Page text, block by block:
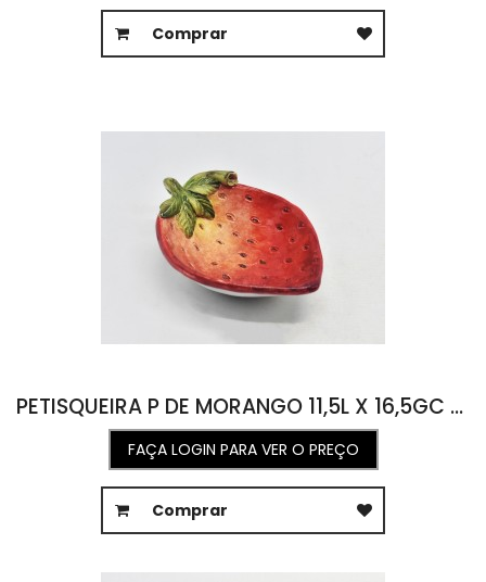
Comprar
PETISQUEIRA P DE MORANGO 11,5L X 16,5GC X 5A
FAÇA LOGIN PARA VER O PREÇO
Comprar